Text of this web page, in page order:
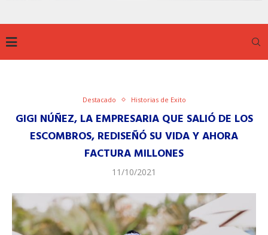
Destacado Historias de Exito
GIGI NÚÑEZ, LA EMPRESARIA QUE SALIÓ DE LOS
ESCOMBROS, REDISEÑÓ SU VIDA Y AHORA
FACTURA MILLONES
11/10/2021